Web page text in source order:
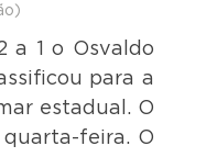
a 1 o Osvaldo
para a
estadual. O
feira. O